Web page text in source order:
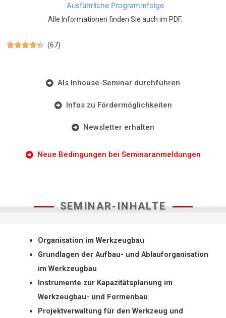
Ausführliche Programmfolge
Alle Informationen finden Sie auch im PDF.
 (67)
Als Inhouse-Seminar durchführen
Infos zu Fördermöglichkeiten
Newsletter erhalten
Neue Bedingungen bei Seminaranmeldungen
SEMINAR-INHALTE
Organisation im Werkzeugbau
Grundlagen der Aufbau- und Ablauforganisation
im Werkzeugbau
Instrumente zur Kapazitätsplanung im
Werkzeugbau- und Formenbau
Projektverwaltung für den Werkzeug und